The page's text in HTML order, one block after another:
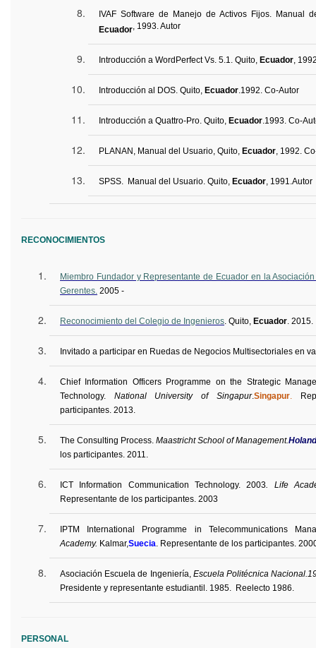
IVAF Software de Manejo de Activos Fijos. Manual
Ecuador, 1993. Autor
Introducción a WordPerfect Vs. 5.1. Quito, Ecuador ,
Introducción al DOS. Quito, Ecuador 1992. Co-Autor
Introducción a Quattro-Pro. Quito, Ecuador 1993. Co-
PLANAN, Manual del Usuario, Quito, Ecuador , 1992.
SPSS. Manual del Usuario. Quito, Ecuador , 1991. Autor
RECONOCIMIENTOS
Miembro Fundador y Representante de Ecuador en la
Gerentes. 2005 -
Reconocimiento del Colegio de Ingenieros . Quito, Ecuador . 2015.
Invitado a participar en Ruedas de Negocios Multisectoriales en
Chief Information Officers Programme on the Strategic
Technology. National University of Singapur.Singapur.
participantes . 2013.
The Consulting Process. Maastricht School of Management.
los participantes. 2011.
ICT Information Communication Technology. 2003 Life
Representante de los participantes. 2003
IPTM International Programme in Telecommunications
Academy. Kalmar,Suecia . Representante de los participantes.
Asociación Escuela de Ingeniería, Escuela Politécnica
Presidente y representante estudiantil. 1985. Reelecto 1986.
PERSONAL